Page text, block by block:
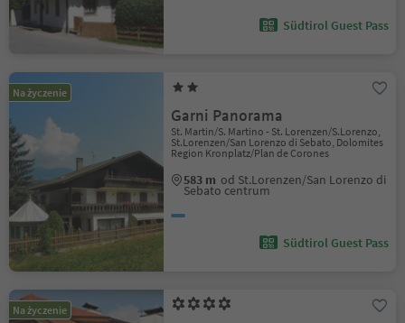
Südtirol Guest Pass
Na życzenie
Garni Panorama
St. Martin/S. Martino - St. Lorenzen/S.Lorenzo,
St.Lorenzen/San Lorenzo di Sebato, Dolomites
Region Kronplatz/Plan de Corones
583 m od St.Lorenzen/San Lorenzo di
Sebato centrum
Südtirol Guest Pass
Na życzenie